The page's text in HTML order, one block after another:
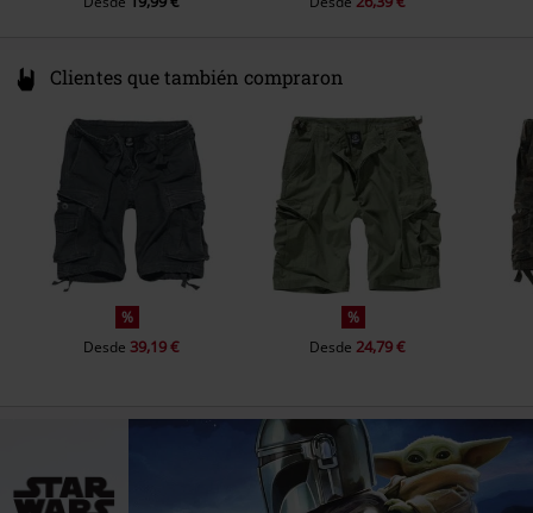
Clientes que también compraron
%
Desde 39,19 €
%
Desde 24,79 €